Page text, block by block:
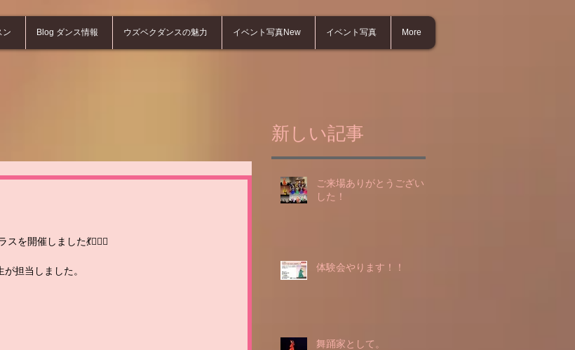
ン Blog ダンス情報 ウズベクダンスの魅力 イベント写真New イベント写真 More
新しい記事
を開催しました💃🧘‍♀️✨
担当しました。
ご来場ありがとうございま
した！
体験会やります！！
舞踊家として。